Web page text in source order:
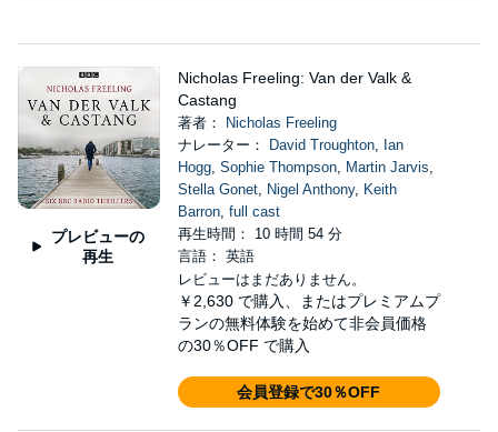
プレビューの
再生
Nicholas Freeling: Van der Valk &
Castang
著者：
Nicholas Freeling
ナレーター：
David Troughton, Ian
Hogg, Sophie Thompson, Martin Jarvis,
Stella Gonet, Nigel Anthony, Keith
Barron, full cast
再生時間： 10 時間 54 分
言語： 英語
レビューはまだありません。
￥2,630 で購入、またはプレミアムプ
ランの無料体験を始めて非会員価格
の30％OFF で購入
会員登録で30％OFF